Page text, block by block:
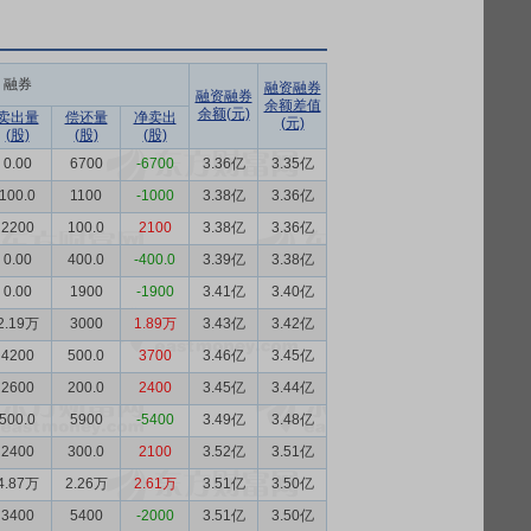
融券
融资融券
余额(元)
融资融券
余额差值
(元)
出量
(股)
偿还量
(股)
净卖出
(股)
0.00
6700 -6700 3.36亿
3.35亿
100.0
1100 -1000 3.38亿
3.36亿
2200
100.0 2100 3.38亿
3.36亿
0.00
400.0 -400.0 3.39亿
3.38亿
0.00
1900 -1900 3.41亿
3.40亿
万
3000 1.89万 3.43亿
3.42亿
4200
500.0 3700 3.46亿
3.45亿
2600
200.0 2400 3.45亿
3.44亿
500.0
5900 -5400 3.49亿
3.48亿
2400
300.0 2100 3.52亿
3.51亿
万
2.26万 2.61万 3.51亿
3.50亿
3400
5400 -2000 3.51亿 3.50亿